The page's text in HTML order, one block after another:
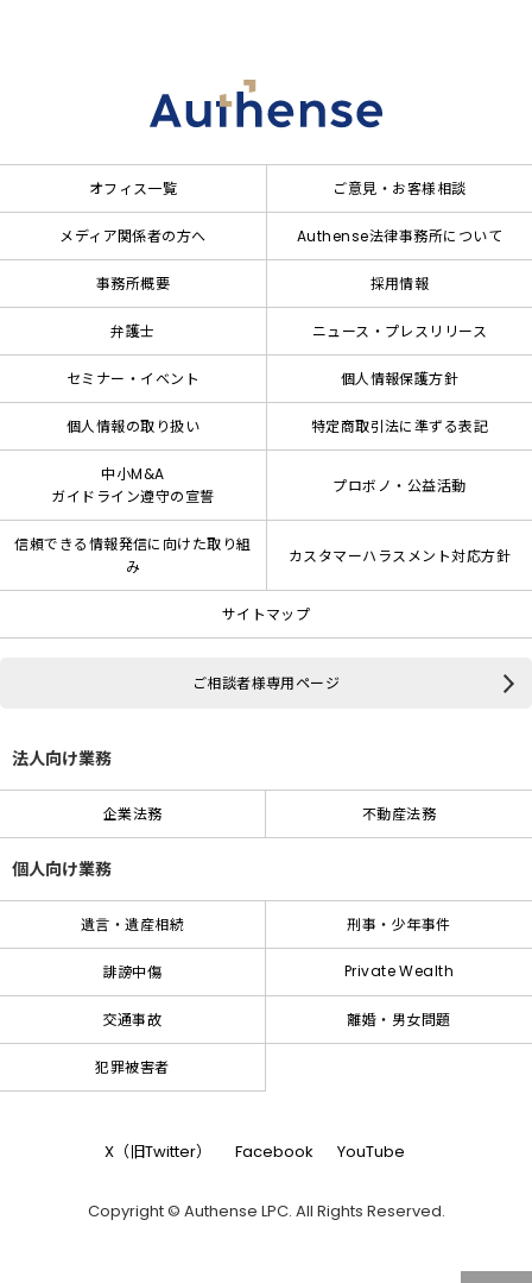
オフィス一覧 ご意見・お客様相談
メディア関係者の方へ Authense法律事務所について
事務所概要 採用情報
弁護士 ニュース・プレスリリース
セミナー・イベント 個人情報保護方針
個人情報の取り扱い 特定商取引法に準ずる表記
中小M&A
ガイドライン遵守の宣誓
プロボノ・公益活動
信頼できる情報発信に向けた取り組
み
カスタマーハラスメント対応方針
サイトマップ
ご相談者様専用ページ
法人向け業務
企業法務 不動産法務
個人向け業務
遺言・遺産相続 刑事・少年事件
誹謗中傷 Private Wealth
交通事故 離婚・男女問題
犯罪被害者
X（旧Twitter） Facebook YouTube
Copyright © Authense LPC. All Rights Reserved.